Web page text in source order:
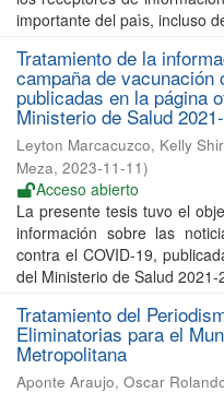
importante del paìs, incluso
Tratamiento de la
campaña de vacunación
publicadas en la página
Ministerio de Salud
Leyton Marcacuzco, Kelly
Meza, 2023-11-11)
Acceso abierto
La presente tesis tuvo el
información sobre las
contra el COVID-19,
del Ministerio de Salud 2021-
Tratamiento del
Eliminatorias para el
Metropolitana
Aponte Araujo, Oscar